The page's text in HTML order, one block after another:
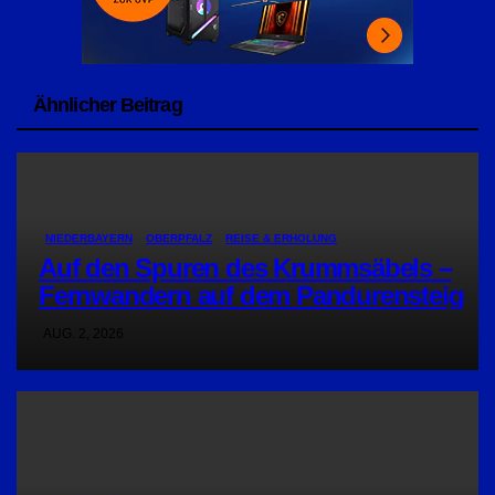
Ähnlicher Beitrag
NIEDERBAYERN OBERPFALZ REISE & ERHOLUNG
Auf den Spuren des Krummsäbels –
Fernwandern auf dem Pandurensteig